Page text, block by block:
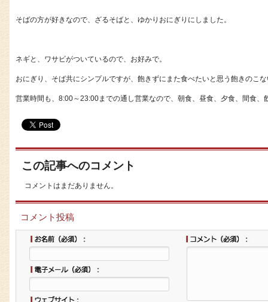
そばの方が好きなので、ざるそばと、ゆかりおにぎりにしました。
ネギと、ワサビがついているので、お好みで。
おにぎり、そば共にシンプルですが、飽きずにまた食べたいと思う飽きのこ
営業時間も、8:00～23:00までの通し営業なので、朝食、昼食、夕食、間食
この記事へのコメント
コメントはまだありません。
コメント投稿